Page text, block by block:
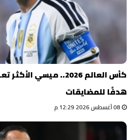
كأس العالم 2026.. ميسي
هدفًا للمضايقات